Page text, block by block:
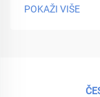
POKAŽI VIŠE